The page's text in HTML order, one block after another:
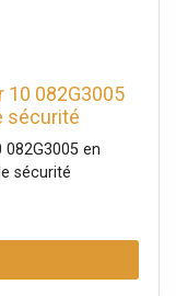
10 082G3005
sécurité
en
sécurité